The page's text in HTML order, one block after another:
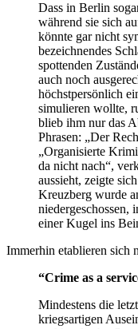
Dass in Berlin
während sie sich
könnte gar nicht
bezeichnendes
spottenden
auch noch
höchstpersönlich
simulieren wollte,
blieb ihm nur das
Phrasen: „Der
„Organisierte
da nicht nach“,
aussieht, zeigte
Kreuzberg wurde
einer Kugel ins
Immerhin etablieren sich
“Crime as a
Mindestens die
kriegsartigen